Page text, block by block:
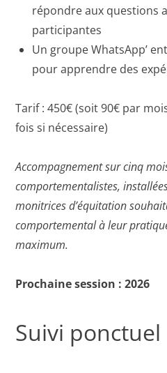
répondre aux questions
participantes
Un groupe WhatsApp’
pour apprendre des
Tarif : 450€ (soit 90€ par
fois si nécessaire)
Accompagnement sur cinq
comportementalistes,
monitrices d’équitation
comportemental à leur
maximum.
Prochaine session : 2026
Suivi ponctuel